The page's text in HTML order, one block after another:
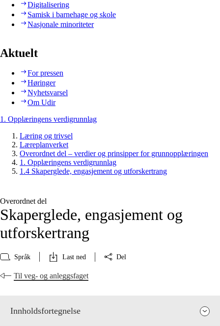
Digitalisering
Samisk i barnehage og skole
Nasjonale minoriteter
Aktuelt
For pressen
Høringer
Nyhetsvarsel
Om Udir
1. Opplæringens verdigrunnlag
Læring og trivsel
Læreplanverket
Overordnet del – verdier og prinsipper for grunnopplæringen
1. Opplæringens verdigrunnlag
1.4 Skaperglede, engasjement og utforskertrang
Overordnet del
Skaperglede, engasjement og
utforskertrang
Språk Last ned Del
Til veg- og anleggsfaget
Innholdsfortegnelse